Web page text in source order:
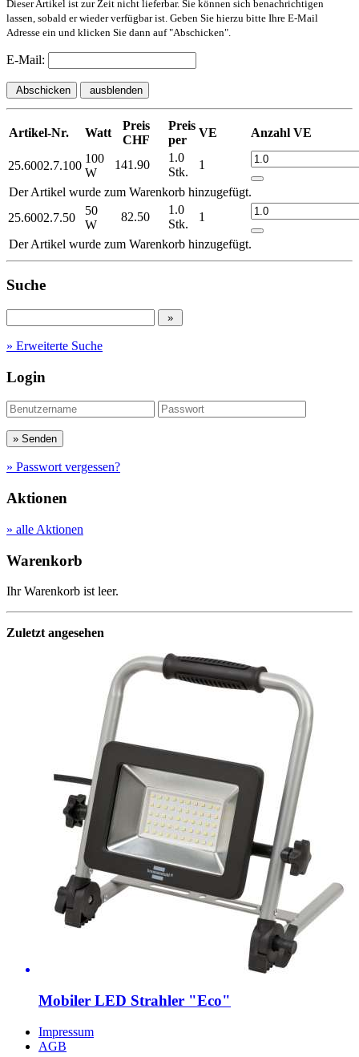
Dieser Artikel ist zur Zeit nicht lieferbar. Sie können sich benachrichtigen
lassen, sobald er wieder verfügbar ist. Geben Sie hierzu bitte Ihre E-Mail
Adresse ein und klicken Sie dann auf "Abschicken".
E-Mail:
Abschicken ausblenden
Artikel-Nr. Watt
Preis
CHF
Preis
per
VE Anzahl VE
25.6002.7.100
100
W
141.90
1.0
Stk.
1
Der Artikel wurde zum Warenkorb hinzugefügt.
25.6002.7.50
50
W
82.50
1.0
Stk.
1
Der Artikel wurde zum Warenkorb hinzugefügt.
Suche
» Erweiterte Suche
Login
» Passwort vergessen?
Aktionen
» alle Aktionen
Warenkorb
Ihr Warenkorb ist leer.
Zuletzt angesehen
Mobiler LED Strahler "Eco"
Impressum
AGB